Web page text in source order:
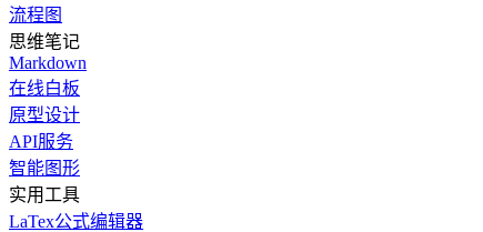
流程图
思维笔记
Markdown
在线白板
原型设计
API服务
智能图形
实用工具
LaTex公式编辑器